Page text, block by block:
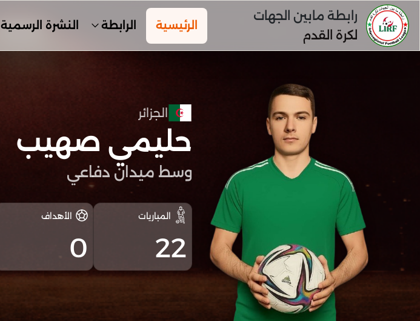
رابطة مابين الجهات
لكرة القدم
الرئيسية الرابطة النشرة الرسمية
الجزائر
حليمي صهيب
وسط ميدان دفاعي
المباريات
22
الأهداف
0